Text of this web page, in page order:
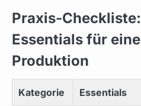
Praxis-
Essentials für
Produktion
Kategorie Essentials